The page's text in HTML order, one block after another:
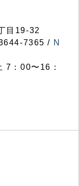
目19-32
7365 / N
：00〜16：